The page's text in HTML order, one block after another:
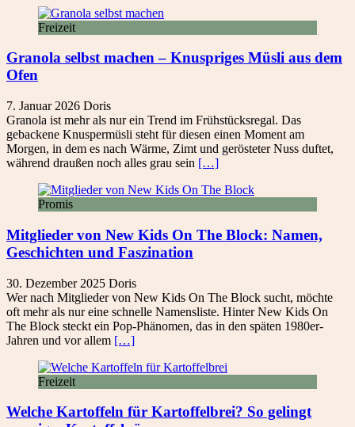
Freizeit
Granola selbst machen – Knuspriges Müsli aus dem
Ofen
7. Januar 2026 Doris
Granola ist mehr als nur ein Trend im Frühstücksregal. Das
gebackene Knuspermüsli steht für diesen einen Moment am
Morgen, in dem es nach Wärme, Zimt und gerösteter Nuss duftet,
während draußen noch alles grau sein […]
Promis
Mitglieder von New Kids On The Block: Namen,
Geschichten und Faszination
30. Dezember 2025 Doris
Wer nach Mitglieder von New Kids On The Block sucht, möchte
oft mehr als nur eine schnelle Namensliste. Hinter New Kids On
The Block steckt ein Pop-Phänomen, das in den späten 1980er-
Jahren und vor allem […]
Freizeit
Welche Kartoffeln für Kartoffelbrei? So gelingt